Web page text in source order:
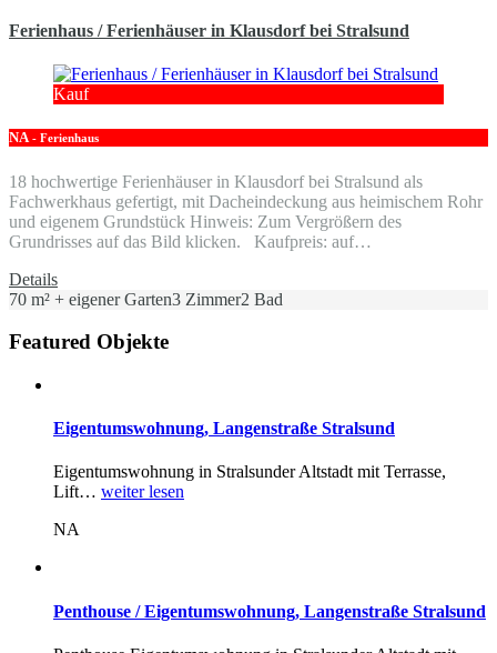
Ferienhaus / Ferienhäuser in Klausdorf bei Stralsund
Kauf
NA - Ferienhaus
18 hochwertige Ferienhäuser in Klausdorf bei Stralsund als
Fachwerkhaus gefertigt, mit Dacheindeckung aus heimischem Rohr
und eigenem Grundstück Hinweis: Zum Vergrößern des
Grundrisses auf das Bild klicken. Kaufpreis: auf…
Details
70 m² + eigener Garten3 Zimmer2 Bad
Featured Objekte
Eigentumswohnung, Langenstraße Stralsund
Eigentumswohnung in Stralsunder Altstadt mit Terrasse,
Lift… weiter lesen
NA
Penthouse / Eigentumswohnung, Langenstraße Stralsund